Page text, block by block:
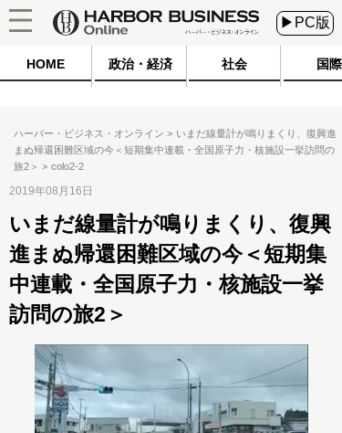
▶PC版
HOME 政治・経済 社会 国際
ハーバー・ビジネス・オンライン
いまだ線量計が鳴りまくり、復興進
まぬ帰還困難区域の今＜短期集中連載・全国原子力・核施設一挙訪問の
旅2＞
colo2-2
2019年08月16日
いまだ線量計が鳴りまくり、復興
進まぬ帰還困難区域の今＜短期集
中連載・全国原子力・核施設一挙
訪問の旅2＞